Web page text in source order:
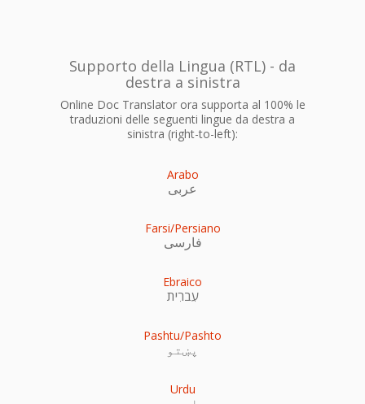
Supporto della Lingua (RTL) - da
destra a sinistra
Online Doc Translator ora supporta al 100% le
traduzioni delle seguenti lingue da destra a
sinistra (right-to-left):
Arabo
عربى
Farsi/Persiano
فارسی
Ebraico
עִברִית
Pashtu/Pashto
پښتو
Urdu